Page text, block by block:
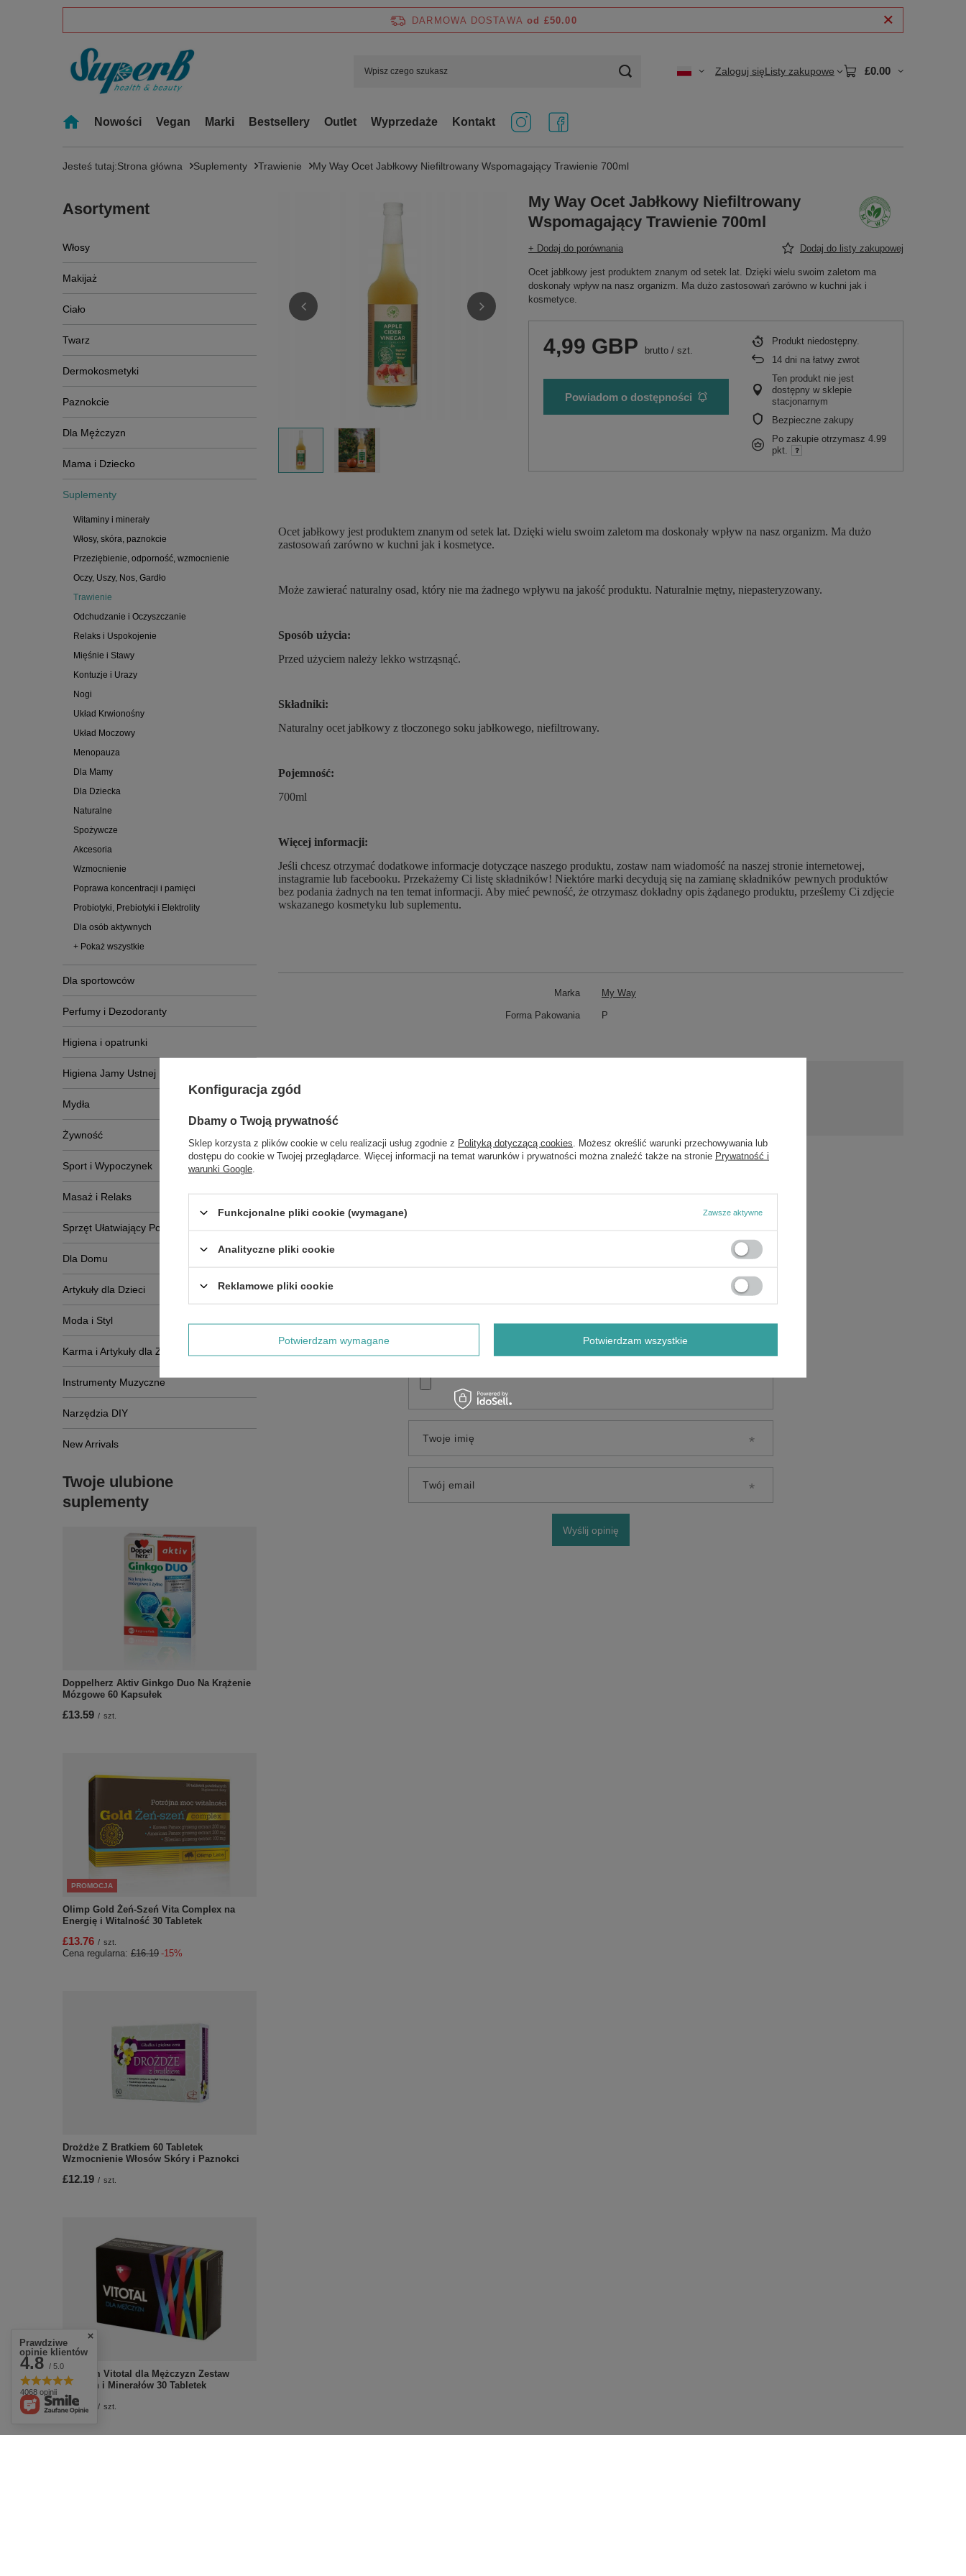
DARMOWA DOSTAWA od £50.00
Zaloguj sięListy zakupowe £0.00
Nowości Vegan Marki Bestsellery Outlet Wyprzedaże Kontakt
Jesteś tutaj:Strona główna Suplementy Trawienie My Way Ocet Jabłkowy Niefiltrowany Wspomagający Trawienie 700ml
Asortyment
Włosy
Makijaż
Ciało
Twarz
Dermokosmetyki
Paznokcie
Dla Mężczyzn
Mama i Dziecko
Suplementy
Witaminy i minerały
Włosy, skóra, paznokcie
Przeziębienie, odporność, wzmocnienie
Oczy, Uszy, Nos, Gardło
Trawienie
Odchudzanie i Oczyszczanie
Relaks i Uspokojenie
Mięśnie i Stawy
Kontuzje i Urazy
Nogi
Układ Krwionośny
Układ Moczowy
Menopauza
Dla Mamy
Dla Dziecka
Naturalne
Spożywcze
Akcesoria
Wzmocnienie
Poprawa koncentracji i pamięci
Probiotyki, Prebiotyki i Elektrolity
Dla osób aktywnych
+ Pokaż wszystkie
Dla sportowców
Perfumy i Dezodoranty
Higiena i opatrunki
Higiena Jamy Ustnej
Mydła
Żywność
Sport i Wypoczynek
Masaż i Relaks
Sprzęt Ułatwiający Poruszanie Się
Dla Domu
Artykuły dla Dzieci
Moda i Styl
Karma i Artykuły dla Zwierząt
Instrumenty Muzyczne
Narzędzia DIY
New Arrivals
Twoje ulubione
suplementy
Doppelherz Aktiv Ginkgo Duo Na Krążenie
Mózgowe 60 Kapsułek
£13.59 / szt.
PROMOCJA
Olimp Gold Żeń-Szeń Vita Complex na
Energię i Witalność 30 Tabletek
£13.76 / szt.
Cena regularna: £16.19 -15%
Drożdże Z Bratkiem 60 Tabletek
Wzmocnienie Włosów Skóry i Paznokci
£12.19 / szt.
Aflofarm Vitotal dla Mężczyzn Zestaw
Witamin i Minerałów 30 Tabletek
£14.59 / szt.
My Way Ocet Jabłkowy Niefiltrowany
Wspomagający Trawienie 700ml
+ Dodaj do porównania Dodaj do listy zakupowej
Ocet jabłkowy jest produktem znanym od setek lat. Dzięki wielu swoim zaletom ma
doskonały wpływ na nasz organizm. Ma dużo zastosowań zarówno w kuchni jak i
kosmetyce.
4,99 GBP brutto / szt.
Powiadom o dostępności
Produkt niedostępny
14 dni na łatwy zwrot
Ten produkt nie jest
dostępny w sklepie
stacjonarnym
Bezpieczne zakupy
Po zakupie otrzymasz 4.99
pkt.
Ocet jabłkowy jest produktem znanym od setek lat. Dzięki wielu swoim zaletom ma doskonały wpływ na nasz organizm. Ma dużo
zastosowań zarówno w kuchni jak i kosmetyce.
Może zawierać naturalny osad, który nie ma żadnego wpływu na jakość produktu. Naturalnie mętny, niepasteryzowany.
Sposób użycia:
Przed użyciem należy lekko wstrząsnąć.
Składniki:
Naturalny ocet jabłkowy z tłoczonego soku jabłkowego, niefiltrowany.
Pojemność:
700ml
Więcej informacji:
Jeśli chcesz otrzymać dodatkowe informacje dotyczące naszego produktu, zostaw nam wiadomość na naszej stronie internetowej,
instagramie lub facebooku. Przekażemy Ci listę składników! Niektóre marki decydują się na zamianę składników pewnych produktów
bez podania żadnych na ten temat informacji. Aby mieć pewność, że otrzymasz dokładny opis żądanego produktu, prześlemy Ci zdjęcie
wskazanego kosmetyku lub suplementu.
Marka My Way
Forma Pakowania P
Twoje imię
Twój email
Wyślij opinię
Prawdziwe
opinie klientów
4.8 / 5.0
4068 opinii
Konfiguracja zgód
Dbamy o Twoją prywatność
Sklep korzysta z plików cookie w celu realizacji usług zgodnie z Polityką dotyczącą cookies . Możesz określić warunki przechowywania lub
dostępu do cookie w Twojej przeglądarce. Więcej informacji na temat warunków i prywatności można znaleźć także na stronie Prywatność i
warunki Google
Funkcjonalne pliki cookie (wymagane) Zawsze aktywne
Analityczne pliki cookie
Reklamowe pliki cookie
Potwierdzam wymagane Potwierdzam wszystkie